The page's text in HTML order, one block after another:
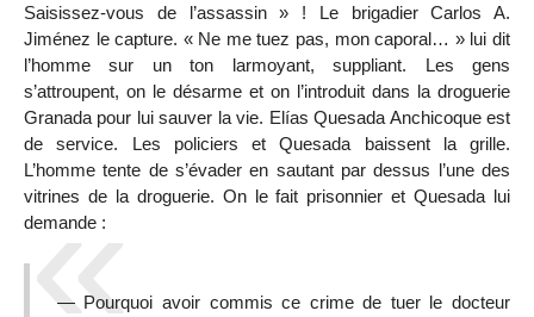
Saisissez-vous de l’assassin » ! Le brigadier Carlos A.
Jiménez le capture. « Ne me tuez pas, mon caporal… » lui dit
l’homme sur un ton larmoyant, suppliant. Les gens
s’attroupent, on le désarme et on l’introduit dans la droguerie
Granada pour lui sauver la vie. Elías Quesada Anchicoque est
de service. Les policiers et Quesada baissent la grille.
L’homme tente de s’évader en sautant par dessus l’une des
vitrines de la droguerie. On le fait prisonnier et Quesada lui
demande :
— Pourquoi avoir commis ce crime de tuer le docteur